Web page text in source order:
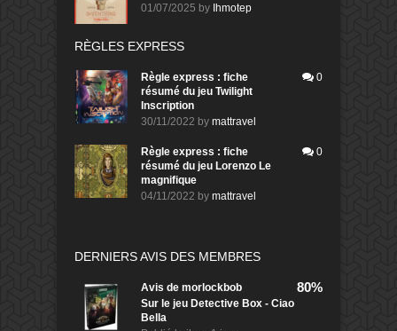
01/07/2025 by Ihmotep
RÈGLES EXPRESS
Règle express : fiche
résumé du jeu Twilight
Inscription
30/11/2022 by mattravel
0
Règle express : fiche
résumé du jeu Lorenzo Le
magnifique
04/11/2022 by mattravel
0
DERNIERS AVIS DES MEMBRES
Avis de morlockbob
Sur le jeu Detective Box - Ciao
Bella
80%